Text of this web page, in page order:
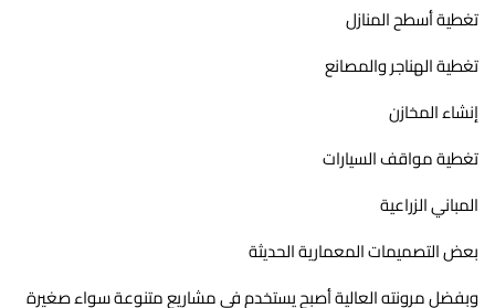
تغطية أسطح المنازل
تغطية الهناجر والمصانع
إنشاء المخازن
تغطية مواقف السيارات
المباني الزراعية
بعض التصميمات المعمارية الحديثة
وبفضل مرونته العالية أصبح يستخدم في مشاريع متنوعة سواء صغيرة